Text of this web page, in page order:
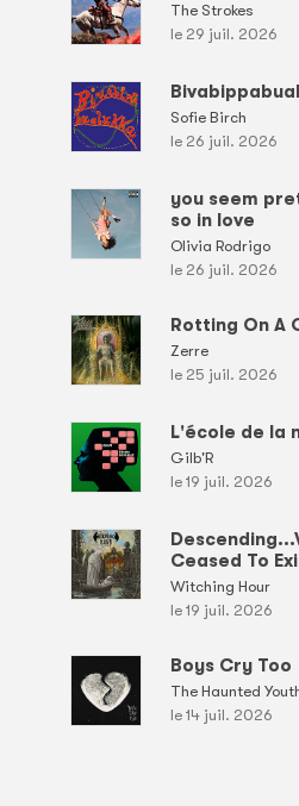
The Strokes
le 29 juil. 2026
Sofie Birch
le 26 juil. 2026
you seem
so in love
Olivia Rodrigo
le 26 juil. 2026
Rotting On A
Zerre
le 25 juil. 2026
L'école de la
Gilb'R
le 19 juil. 2026
Ceased To
Witching Hour
le 19 juil. 2026
Boys Cry Too
The Haunted
le 14 juil. 2026